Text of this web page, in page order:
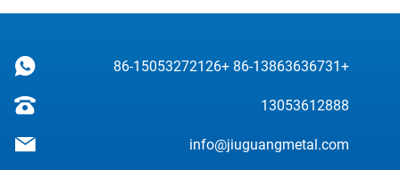
+86-13863636731
+86-15053272126
13053612888
info@jiuguangmetal.com